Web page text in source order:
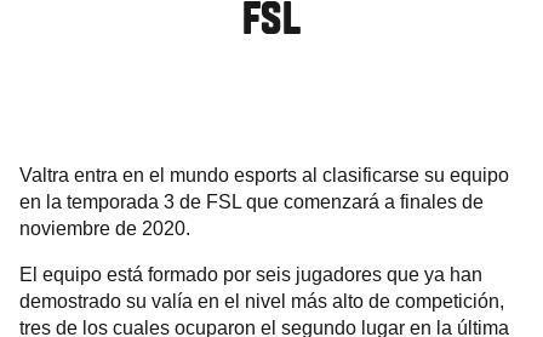
FSL
Valtra entra en el mundo esports al clasificarse su equipo
en la temporada 3 de FSL que comenzará a finales de
noviembre de 2020.
El equipo está formado por seis jugadores que ya han
demostrado su valía en el nivel más alto de competición,
tres de los cuales ocuparon el segundo lugar en la última